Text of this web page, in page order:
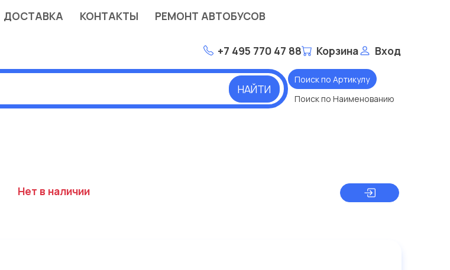
ДОСТАВКА КОНТАКТЫ РЕМОНТ АВТОБУСОВ
+7 495 770 47 88 Корзина Вход
НАЙТИ
Поиск по Артикулу
Поиск по Наименованию
Нет в наличии